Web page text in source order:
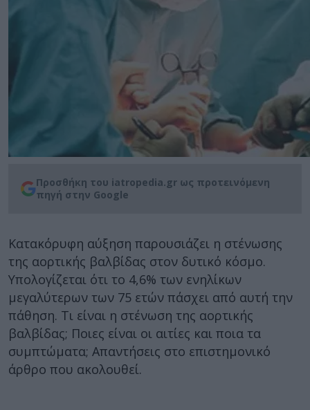
Προσθήκη του iatropedia.gr ως προτεινόμενη
πηγή στην Google
Κατακόρυφη αύξηση παρουσιάζει η στένωσης
της αορτικής βαλβίδας στον δυτικό κόσμο.
Υπολογίζεται ότι το 4,6% των ενηλίκων
μεγαλύτερων των 75 ετών πάσχει από αυτή την
πάθηση. Τι είναι η στένωση της αορτικής
βαλβίδας; Ποιες είναι οι αιτίες και ποια τα
συμπτώματα; Απαντήσεις στο επιστημονικό
άρθρο που ακολουθεί.